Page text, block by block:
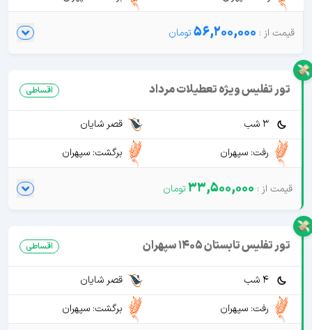
56,200,000
تور تفلیس ویژه تعطیلات مرداد اقساطی
3 شب
قصر شایان
رفت: سپهران
برگشت: سپهران
33,500,000
تور تفلیس تابستان 1405 سپهران اقساطی
4 شب
قصر شایان
رفت: سپهران
برگشت: سپهران